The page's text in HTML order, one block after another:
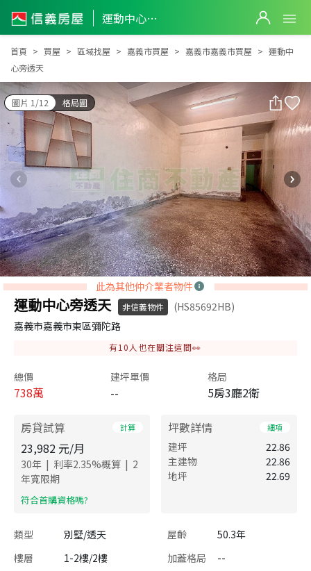
運動中心旁透天
運動中心旁透天
首頁 買屋 區域找屋 嘉義市買屋 嘉義市嘉義市買屋
運動中
心旁透天
圖片 1/12 格局圖
此為其他仲介業者物件
運動中心旁透天 非信義物件
(HS85692HB)
嘉義市嘉義市東區彌陀路
有10 人也在關注這間👀
總價
738萬
建坪單價
--
格局
5房3廳2衛
房貸試算 計算
23,982 元/月
30年 | 利率2.35%概算 | 2
年寬限期
​符合首購資格嗎?
坪數詳情 細項
建坪
22.86
主建物
22.86
地坪
22.69
類型 別墅/透天 屋齡
50.3年
樓層
1-2樓/2樓 加蓋格局
--